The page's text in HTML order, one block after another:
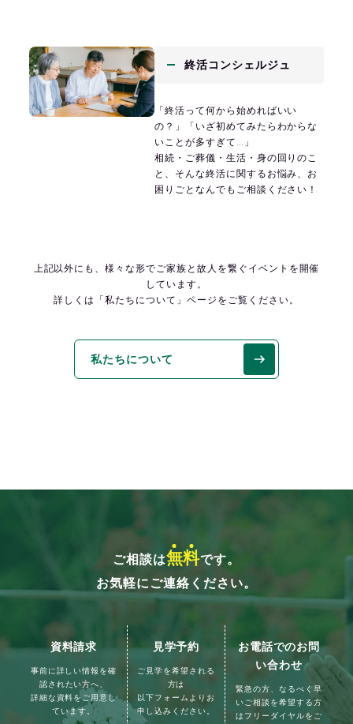
終活コンシェルジュ
「終活って何から始めればいい
の？」「いざ初めてみたらわからな
いことが多すぎて…」
相続・ご葬儀・生活・身の回りのこ
と、そんな終活に関するお悩み、お
困りごとなんでもご相談ください！
上記以外にも、様々な形でご家族と 故人を繋ぐイベントを開催
しています。
詳しくは「私たちについて」ページを ご覧ください。
私たちについて
ご相談は無料です。
お気軽にご連絡ください。
資料請求
事前に詳しい情報を確
認されたい方へ、
詳細な資料をご用意し
ています。
見学予約
ご見学を希望される
方は
以下フォームよりお
申し込みください。
お電話でのお問
い合わせ
緊急の方、なるべく早
いご相談を希望する方
はフリーダイヤルをご